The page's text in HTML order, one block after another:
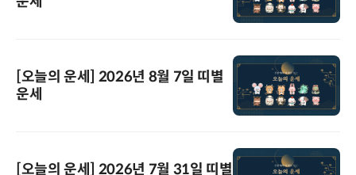
[오늘의 운세] 2026년 8월 7일 띠별
운세
[오늘의 운세] 2026년 7월 31일 띠별